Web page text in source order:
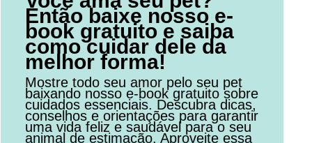
Então baixe nosso e-
book gratuito e saiba
como cuidar dele da
melhor forma!
Mostre todo seu amor pelo seu pet
baixando nosso e-book gratuito sobre
cuidados essenciais. Descubra dicas,
conselhos e orientações para garantir
uma vida feliz e saudável para o seu
animal de estimação. Aproveite essa